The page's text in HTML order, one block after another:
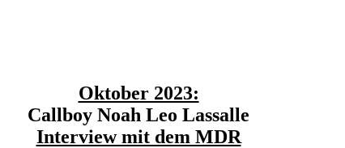
Oktober 2023:
Callboy Noah Leo Lassalle
Interview mit dem MDR